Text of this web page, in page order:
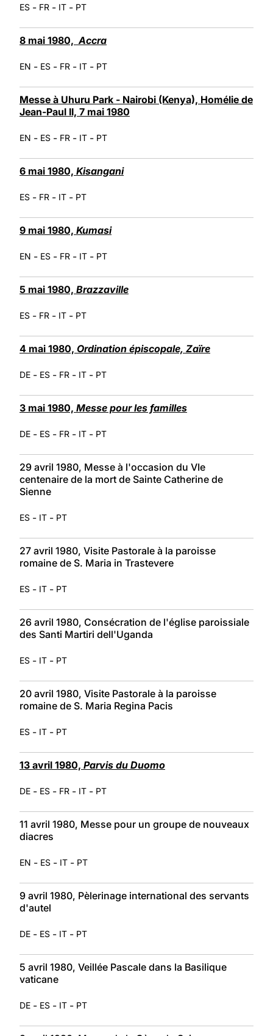
ES - FR - IT - PT
8 mai 1980, Accra
EN - ES - FR - IT - PT
Messe à Uhuru Park - Nairobi (Kenya), Homélie de
Jean-Paul II, 7 mai 1980
EN - ES - FR - IT - PT
6 mai 1980, Kisangani
ES - FR - IT - PT
9 mai 1980, Kumasi
EN - ES - FR - IT - PT
5 mai 1980, Brazzaville
ES - FR - IT - PT
4 mai 1980, Ordination épiscopale, Zaïre
DE - ES - FR - IT - PT
3 mai 1980, Messe pour les familles
DE - ES - FR - IT - PT
29 avril 1980, Messe à l'occasion du VIe
centenaire de la mort de Sainte Catherine de
Sienne
ES - IT - PT
27 avril 1980, Visite Pastorale à la paroisse
romaine de S. Maria in Trastevere
ES - IT - PT
26 avril 1980, Consécration de l'église paroissiale
des Santi Martiri dell'Uganda
ES - IT - PT
20 avril 1980, Visite Pastorale à la paroisse
romaine de S. Maria Regina Pacis
ES - IT - PT
13 avril 1980, Parvis du Duomo
DE - ES - FR - IT - PT
11 avril 1980, Messe pour un groupe de nouveaux
diacres
EN - ES - IT - PT
9 avril 1980, Pèlerinage international des servants
d'autel
DE - ES - IT - PT
5 avril 1980, Veillée Pascale dans la Basilique
vaticane
DE - ES - IT - PT